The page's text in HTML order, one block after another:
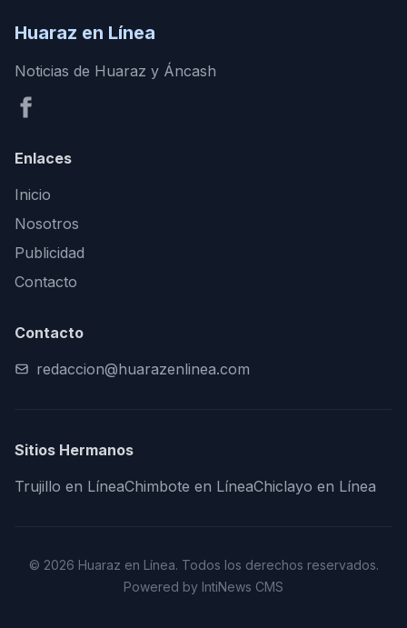
Huaraz en Línea
Noticias de Huaraz y Áncash
Enlaces
Inicio
Nosotros
Publicidad
Contacto
Contacto
redaccion@huarazenlinea.com
Sitios Hermanos
Trujillo en LíneaChimbote en LíneaChiclayo en Línea
© 2026 Huaraz en Línea. Todos los derechos reservados.
Powered by IntiNews CMS